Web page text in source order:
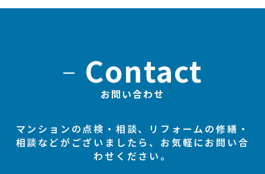
– Contact
お問い合わせ
マンションの点検・相談、リフォームの修繕・
相談などがございましたら、お気軽にお問い合
わせください。